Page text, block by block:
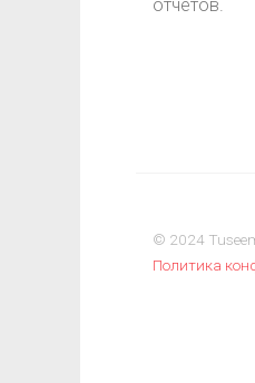
отчетов.
© 2024
Политика